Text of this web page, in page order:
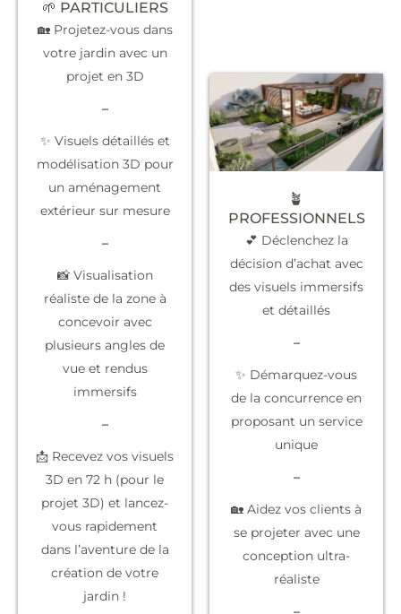
🌱 PARTICULIERS
🏡 Projetez-vous dans
votre jardin avec un
projet en 3D
–
✨ Visuels détaillés et
modélisation 3D pour
un aménagement
extérieur sur mesure
–
📸 Visualisation
réaliste de la zone à
concevoir avec
plusieurs angles de
vue et rendus
immersifs
–
📩 Recevez vos visuels
3D en 72 h (pour le
projet 3D) et lancez-
vous rapidement
dans l’aventure de la
création de votre
jardin !
🪴
PROFESSIONNELS
💕 Déclenchez la
décision d’achat avec
des visuels immersifs
et détaillés
–
✨ Démarquez-vous
de la concurrence en
proposant un service
unique
–
🏡 Aidez vos clients à
se projeter avec une
conception ultra-
réaliste